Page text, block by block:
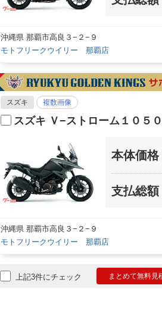
沖縄県 那覇市高良３−２−９
モトフリークウイリー 那覇店
スズキ 複数画像
スズキ Ｖ−ストローム１０５０
本体価格
支払総額
沖縄県 那覇市高良３−２−９
モトフリークウイリー 那覇店
上記3件にチェック まとめて無料見